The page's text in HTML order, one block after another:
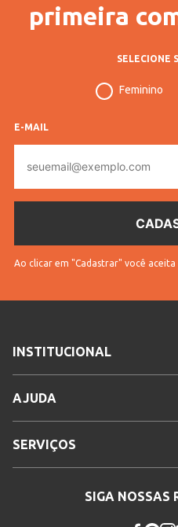
primeira
SELECIONE
Feminino
E-MAIL
mail
Ao clicar em "Cadastrar" você aceita
INSTITUCIONAL
AJUDA
SERVIÇOS
SIGA NOSSAS